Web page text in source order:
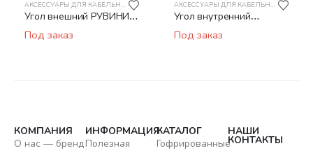
АКСЕССУАРЫ ДЛЯ КАБЕЛЬНОГО КАНАЛА
Угол внешний РУВИНИЛ
УВШ-60х40
Под заказ
АКСЕССУАРЫ ДЛЯ КАБЕЛЬНОГО КАНАЛА
Угол внутренний
РУВИНИЛ УВН-74х55
Под заказ
КОМПАНИЯ
О нас — бренд
ИНФОРМАЦИЯ
Полезная
КАТАЛОГ
Гофрированные
НАШИ
КОНТАКТЫ